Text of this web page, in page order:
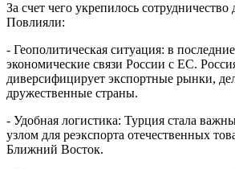
За счет чего укрепилось сотрудничество
Повлияли:
- Геополитическая ситуация: в
экономические связи России с ЕС.
диверсифицирует экспортные рынки,
дружественные страны.
- Удобная логистика: Турция стала
узлом для реэкспорта отечественных
Ближний Восток.